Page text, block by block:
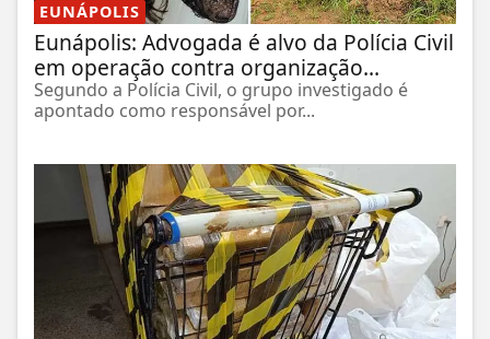
EUNÁPOLIS
Eunápolis: Advogada é alvo da Polícia Civil
em operação contra organização...
Segundo a Polícia Civil, o grupo investigado é
apontado como responsável por...